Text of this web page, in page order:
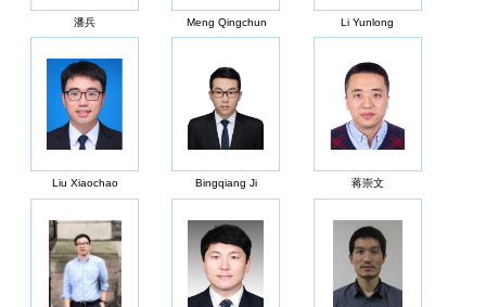
潘兵 Meng Qingchun Li Yunlong
Liu Xiaochao Bingqiang Ji 蒋崇文